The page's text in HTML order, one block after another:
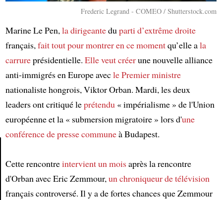
Article
Frederic Legrand - COMEO / Shutterstock.com
Marine Le Pen, la dirigeantedu parti d’extrême droite
français, fait tout pour montrer en ce momentqu’elle ala
carrureprésidentielle. Elle veut créerune nouvelle alliance
anti-immigrés en Europe avecle Premier ministre
nationaliste hongrois, Viktor Orban. Mardi, les deux
leaders ont critiqué leprétendu « impérialisme » de l'Union
européenne et la « submersion migratoire » lors d'une
conférence de presse communeà Budapest.
Cette rencontreintervientun moisaprès la rencontre
d'Orban avec Eric Zemmour, un chroniqueur de télévision
français controversé. Il y a de fortes chances que Zemmour